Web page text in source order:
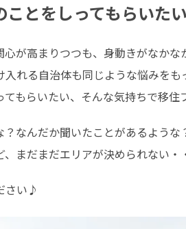
ことをしってもらいたい
が高まりつつも、身動きがなかな
れる自治体も同じような悩みをも
もらいたい、そんな気持ちで移
なんだか聞いたことがあるような
まだまだエリアが決められない・
さい♪